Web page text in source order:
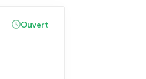
Ouvert